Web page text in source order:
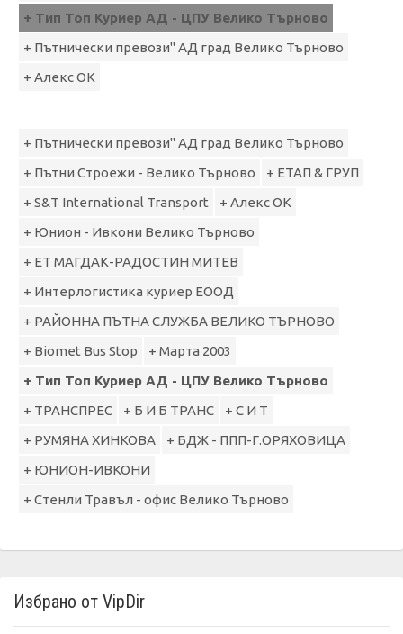
+ Тип Топ Куриер АД - ЦПУ Велико Търново
+ Пътнически превози" АД град Велико Търново
+ Алекс ОК
+ Пътнически превози" АД град Велико Търново
+ Пътни Строежи - Велико Търново
+ ЕТАП & ГРУП
+ S&T International Transport
+ Алекс ОК
+ Юнион - Ивкони Велико Търново
+ ЕТ МАГДАК-РАДОСТИН МИТЕВ
+ Интерлогистика куриер ЕООД
+ РАЙОННА ПЪТНА СЛУЖБА ВЕЛИКО ТЪРНОВО
+ Biomet Bus Stop
+ Марта 2003
+ Тип Топ Куриер АД - ЦПУ Велико Търново
+ ТРАНСПРЕС
+ Б И Б ТРАНС
+ С И Т
+ РУМЯНА ХИНКОВА
+ БДЖ - ППП-Г.ОРЯХОВИЦА
+ ЮНИОН-ИВКОНИ
+ Стенли Травъл - офис Велико Търново
Избрано от VipDir